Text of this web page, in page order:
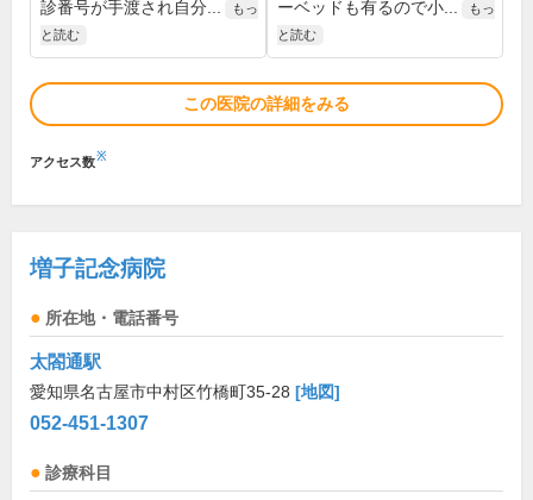
診番号が手渡され自分...
もっ
と読む
ーベッドも有るので小...
もっ
と読む
この医院の詳細をみる
アクセス数※
増子記念病院
所在地・電話番号
太閤通駅
愛知県名古屋市中村区竹橋町35-28 [地図]
052-451-1307
診療科目